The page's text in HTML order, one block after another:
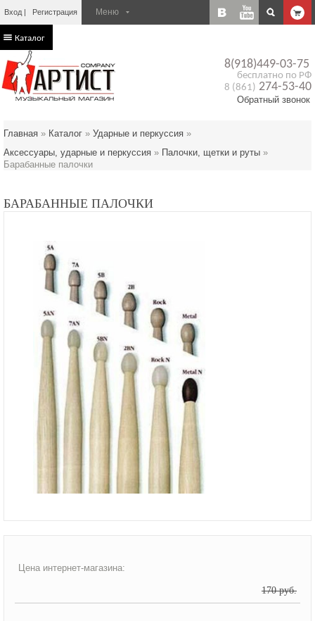
Вход Регистрация
8(918)449-03-75
бесплатно по РФ
8 (861) 274-53-40
Обратный звонок
Каталог
Главная » Каталог » Ударные и перкуссия »
Аксессуары, ударные и перкуссия » Палочки, щетки и руты »
Барабанные палочки
БАРАБАННЫЕ ПАЛОЧКИ
Цена интернет-магазина:
170 руб.